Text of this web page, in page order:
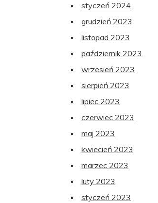
styczeń 2024
grudzień 2023
listopad 2023
październik 2023
wrzesień 2023
sierpień 2023
lipiec 2023
czerwiec 2023
maj 2023
kwiecień 2023
marzec 2023
luty 2023
styczeń 2023